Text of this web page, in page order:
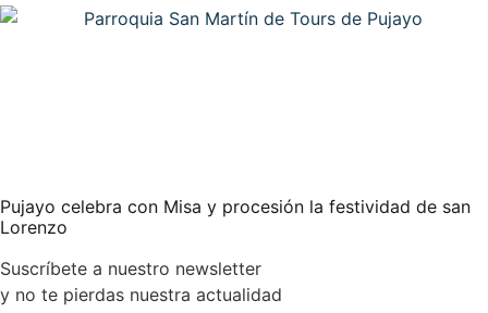
Pujayo celebra con Misa y procesión la festividad de san
Lorenzo
Suscríbete a nuestro newsletter
y no te pierdas nuestra actualidad